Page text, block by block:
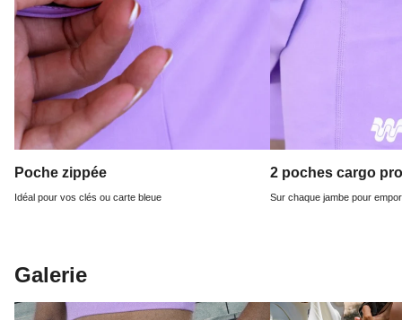
Poche zippée
Idéal pour vos clés ou carte bleue
2 poches cargo
Sur chaque jambe pour
Galerie